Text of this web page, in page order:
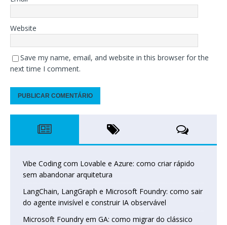
Website
Save my name, email, and website in this browser for the
next time I comment.
Vibe Coding com Lovable e Azure: como criar rápido
sem abandonar arquitetura
LangChain, LangGraph e Microsoft Foundry: como sair
do agente invisível e construir IA observável
Microsoft Foundry em GA: como migrar do clássico